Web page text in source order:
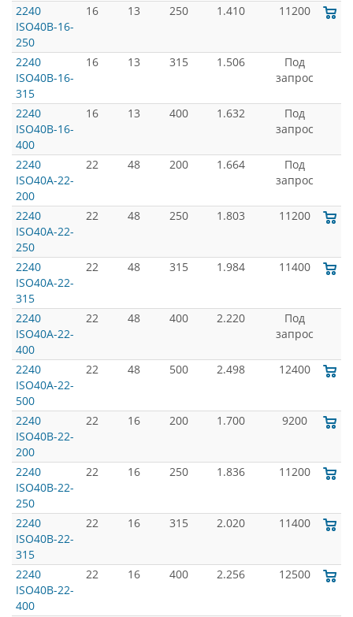
2240
ISO40B-16-
250
16 13 250 1.410 11200
2240
ISO40B-16-
315
16 13 315 1.506
Под
запрос
2240
ISO40B-16-
400
16 13 400 1.632
Под
запрос
2240
ISO40A-22-
200
22 48 200 1.664
Под
запрос
2240
ISO40A-22-
250
22 48 250 1.803 11200
2240
ISO40A-22-
315
22 48 315 1.984 11400
2240
ISO40A-22-
400
22 48 400 2.220
Под
запрос
2240
ISO40A-22-
500
22 48 500 2.498 12400
2240
ISO40B-22-
200
22 16 200 1.700 9200
2240
ISO40B-22-
250
22 16 250 1.836 11200
2240
ISO40B-22-
315
22 16 315 2.020 11400
2240
ISO40B-22-
400
22 16 400 2.256 12500